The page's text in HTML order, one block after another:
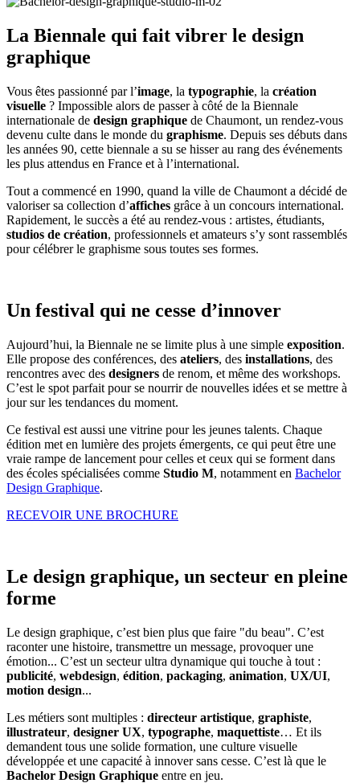
La Biennale qui fait vibrer le design
graphique
Vous êtes passionné par l’image, la typographie, la création
visuelle ? Impossible alors de passer à côté de la Biennale
internationale de design graphique de Chaumont, un rendez-vous
devenu culte dans le monde du graphisme. Depuis ses débuts dans
les années 90, cette biennale a su se hisser au rang des événements
les plus attendus en France et à l’international.
Tout a commencé en 1990, quand la ville de Chaumont a décidé de
valoriser sa collection d’affiches grâce à un concours international.
Rapidement, le succès a été au rendez-vous : artistes, étudiants,
studios de création, professionnels et amateurs s’y sont rassemblés
pour célébrer le graphisme sous toutes ses formes.
Un festival qui ne cesse d’innover
Aujourd’hui, la Biennale ne se limite plus à une simple exposition.
Elle propose des conférences, des ateliers, des installations, des
rencontres avec des designers de renom, et même des workshops.
C’est le spot parfait pour se nourrir de nouvelles idées et se mettre à
jour sur les tendances du moment.
Ce festival est aussi une vitrine pour les jeunes talents. Chaque
édition met en lumière des projets émergents, ce qui peut être une
vraie rampe de lancement pour celles et ceux qui se forment dans
des écoles spécialisées comme Studio M, notamment en Bachelor
Design Graphique.
RECEVOIR UNE BROCHURE
Le design graphique, un secteur en pleine
forme
Le design graphique, c’est bien plus que faire "du beau". C’est
raconter une histoire, transmettre un message, provoquer une
émotion... C’est un secteur ultra dynamique qui touche à tout :
publicité, webdesign, édition, packaging, animation, UX/UI,
motion design...
Les métiers sont multiples : directeur artistique, graphiste,
illustrateur, designer UX, typographe, maquettiste… Et ils
demandent tous une solide formation, une culture visuelle
développée et une capacité à innover sans cesse. C’est là que le
Bachelor Design Graphique entre en jeu.